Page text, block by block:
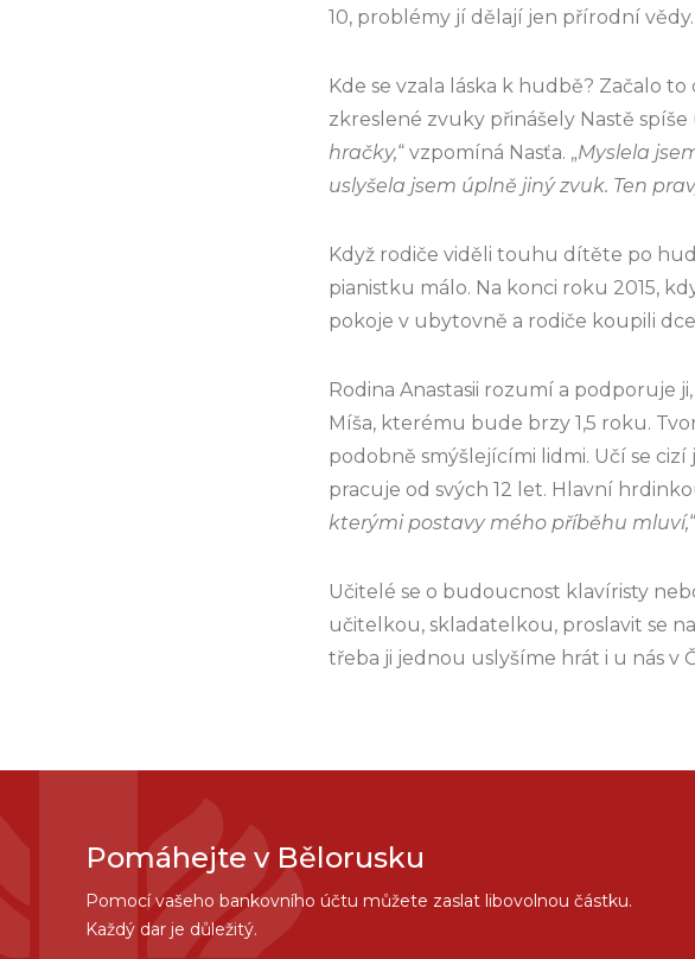
10, problémy jí dělají jen přírodní vědy.
Kde se vzala láska k hudbě? Začalo
zkreslené zvuky přinášely Nastě spíše
hračky,“ vzpomíná Nasťa. „Myslela
uslyšela jsem úplně jiný zvuk. Ten
Když rodiče viděli touhu dítěte po
pianistku málo. Na konci roku 2015,
pokoje v ubytovně a rodiče koupili
Rodina Anastasii rozumí a podporuje
Míša, kterému bude brzy 1,5 roku.
podobně smýšlejícími lidmi. Učí se
pracuje od svých 12 let. Hlavní
kterými postavy mého příběhu mluví,
Učitelé se o budoucnost klavíristy
učitelkou, skladatelkou, proslavit se
třeba ji jednou uslyšíme hrát i u nás v
Pomáhejte v Bělorusku
Pomocí vašeho bankovního účtu můžete zaslat libovolnou částku.
Každý dar je důležitý.